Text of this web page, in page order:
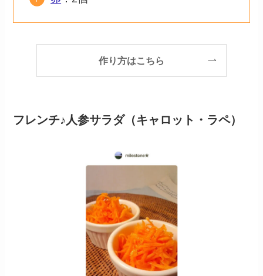
作り方はこちら
フレンチ♪人参サラダ（キャロット・ラペ）